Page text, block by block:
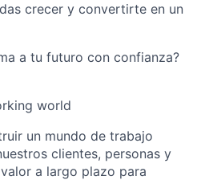
crecer y convertirte en un
a tu futuro con confianza?
world
un mundo de trabajo
clientes, personas y
a largo plazo para